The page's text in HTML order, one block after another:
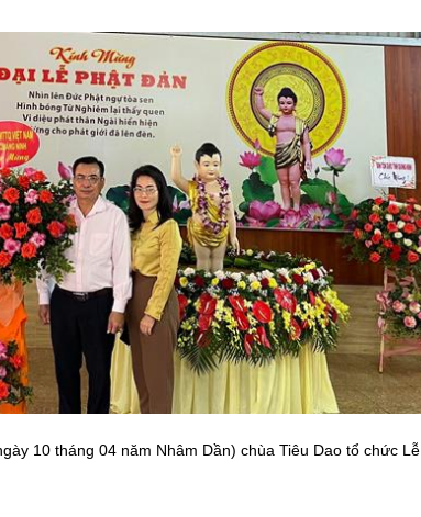
10 tháng 04 năm Nhâm Dần) chùa Tiêu Dao tổ chức Lễ